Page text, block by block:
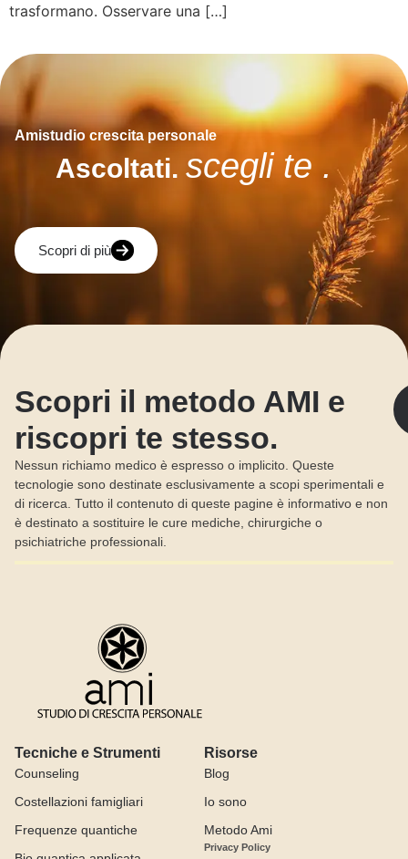
trasformano. Osservare una […]
Amistudio crescita personale
Ascoltati. scegli te .
Scopri di più
Scopri il metodo AMI e
riscopri te stesso.
Nessun richiamo medico è espresso o implicito. Queste
tecnologie sono destinate esclusivamente a scopi sperimentali e
di ricerca. Tutto il contenuto di queste pagine è informativo e non
è destinato a sostituire le cure mediche, chirurgiche o
psichiatriche professionali.
Tecniche e Strumenti
Counseling
Costellazioni famigliari
Frequenze quantiche
Risorse
Blog
Io sono
Metodo Ami
Privacy Policy